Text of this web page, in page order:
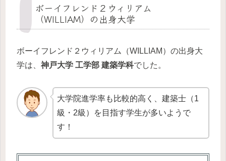
ボーイフレンド２ウィリアム
（WILLIAM）の出身大学
ボーイフレンド２ウィリアム（WILLIAM）の出身大
学は、 神戸大学 工学部 建築学科でした。
大学院進学率も比較的高く、建築士（1
級・2級）を目指す学生が多いようで
す！